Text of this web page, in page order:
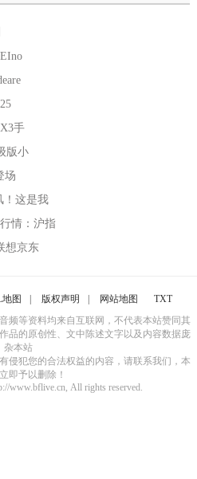
手
版小
场
！这是我
情：沪指
想京东
图 版权声明 网站地图
TXT
频等资料均来自互联网，不代表本站赞同其
品的原创性、文中陈述文字以及内容数据庞
杂本站
侵犯您的合法权益的内容，请联系我们，本
即予以删除！
www.bflive.cn, All rights reserved.